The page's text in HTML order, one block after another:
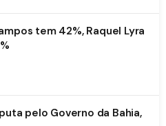
tem 42%, Raquel Lyra
pelo Governo da Bahia,